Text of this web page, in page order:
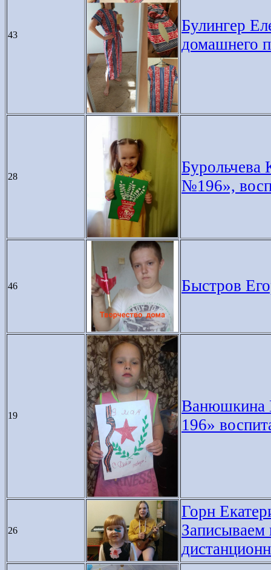
43
Булингер
домашнего
28
№196»,
46 Быстров
19
Ванюшкина
196»
26
Горн